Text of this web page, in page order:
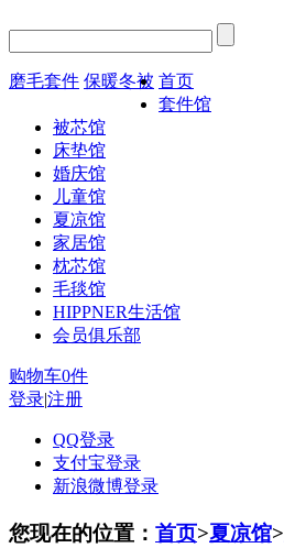
磨毛套件 保暖冬被 首页
套件馆
被芯馆
床垫馆
婚庆馆
儿童馆
夏凉馆
家居馆
枕芯馆
毛毯馆
HIPPNER生活馆
会员俱乐部
购物车0件
登录|注册
QQ登录
支付宝登录
新浪微博登录
您现在的位置： 首页>夏凉馆>